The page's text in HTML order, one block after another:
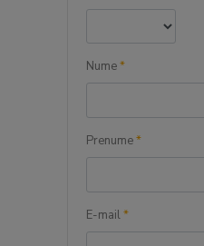
Nume*
Prenume*
E-mail*